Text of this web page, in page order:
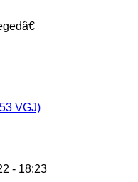
VGJ)
- 18:23